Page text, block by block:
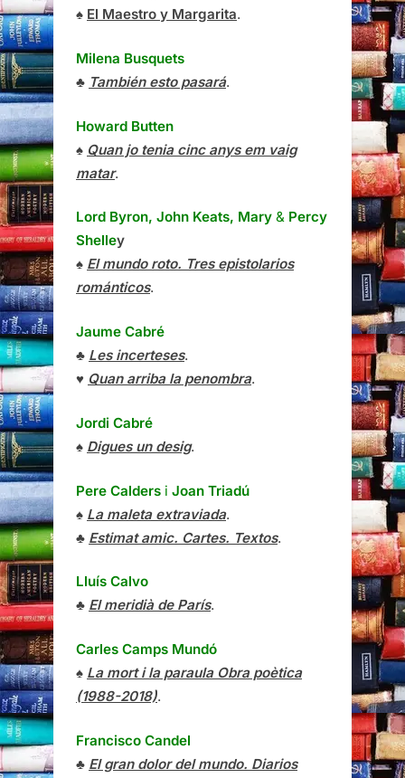
♠ El Maestro y Margarita.
Milena Busquets
♣ También esto pasará.
Howard Butten
♠ Quan jo tenia cinc anys em vaig
matar.
Lord Byron, John Keats, Mary & Percy
Shelley
♠ El mundo roto. Tres epistolarios
románticos.
Jaume Cabré
♣ Les incerteses.
♥ Quan arriba la penombra.
Jordi Cabré
♠ Digues un desig.
Pere Calders i Joan Triadú
♠ La maleta extraviada.
♣ Estimat amic. Cartes. Textos.
Lluís Calvo
♣ El meridià de París.
Carles Camps Mundó
♠ La mort i la paraula Obra poètica
(1988-2018).
Francisco Candel
♣ El gran dolor del mundo. Diarios